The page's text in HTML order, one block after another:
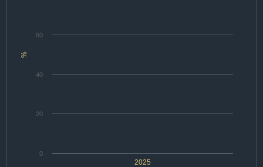
%
2025
0
20
40
60